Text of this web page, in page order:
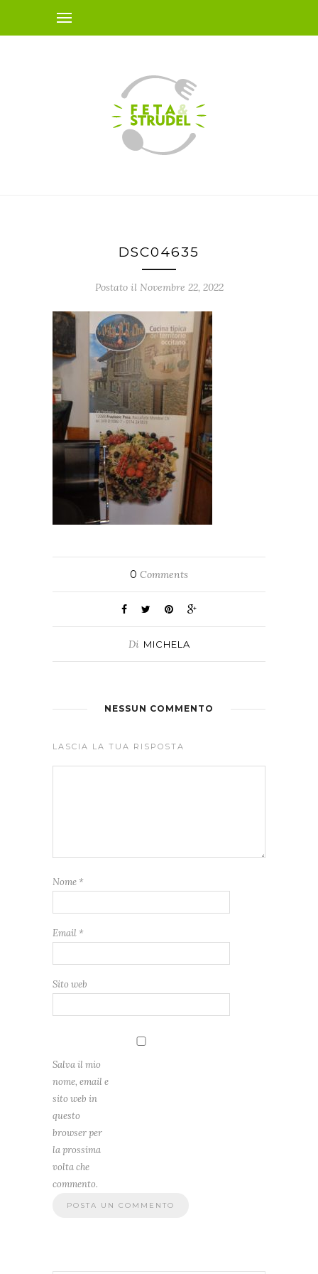
DSC04635
Postato il Novembre 22, 2022
0 Comments
Di MICHELA
NESSUN COMMENTO
LASCIA LA TUA RISPOSTA
Nome *
Email *
Sito web
Salva il mio
nome, email e
sito web in
questo
browser per
la prossima
volta che
commento.